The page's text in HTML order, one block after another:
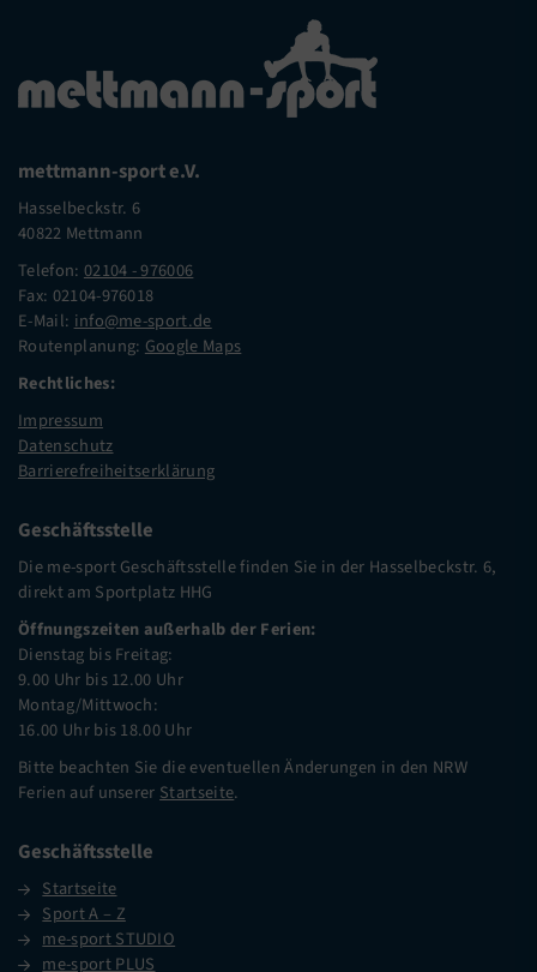
mettmann-sport e.V.
Hasselbeckstr. 6
40822 Mettmann
Telefon: 02104 - 976006
Fax: 02104-976018
E-Mail: info@me-sport.de
Routenplanung: Google Maps
Rechtliches:
Impressum
Datenschutz
Barrierefreiheitserklärung
Geschäftsstelle
Die me-sport Geschäftsstelle finden Sie in der Hasselbeckstr. 6,
direkt am Sportplatz HHG
Öffnungszeiten außerhalb der Ferien:
Dienstag bis Freitag:
9.00 Uhr bis 12.00 Uhr
Montag/Mittwoch:
16.00 Uhr bis 18.00 Uhr
Bitte beachten Sie die eventuellen Änderungen in den NRW
Ferien auf unserer Startseite.
Geschäftsstelle
Startseite
Sport A – Z
me-sport STUDIO
me-sport PLUS